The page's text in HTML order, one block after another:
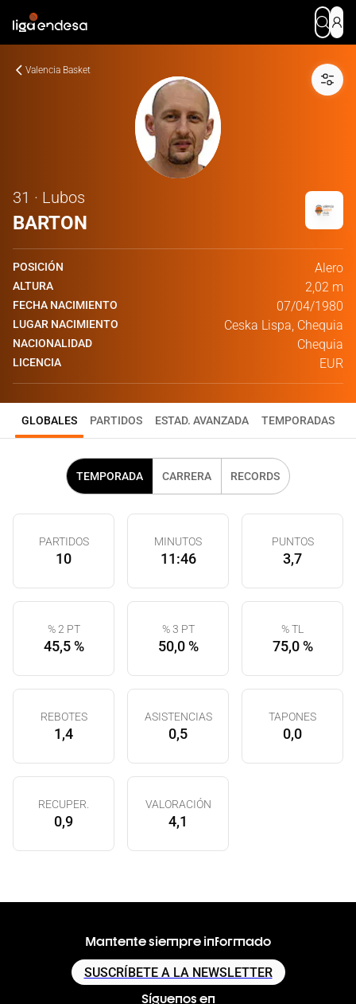
Valencia Basket
31 · Lubos
BARTON
POSICIÓN Alero
ALTURA 2,02 m
FECHA NACIMIENTO 07/04/1980
LUGAR NACIMIENTO Ceska Lispa, Chequia
NACIONALIDAD Chequia
LICENCIA EUR
GLOBALES PARTIDOS ESTAD. AVANZADA TEMPORADAS
TEMPORADA CARRERA RECORDS
PARTIDOS
10
MINUTOS
11:46
PUNTOS
3,7
% 2 PT
45,5 %
% 3 PT
50,0 %
% TL
75,0 %
REBOTES
1,4
ASISTENCIAS
0,5
TAPONES
0,0
RECUPER.
0,9
VALORACIÓN
4,1
Mantente siempre informado
SUSCRÍBETE A LA NEWSLETTER
Síguenos en